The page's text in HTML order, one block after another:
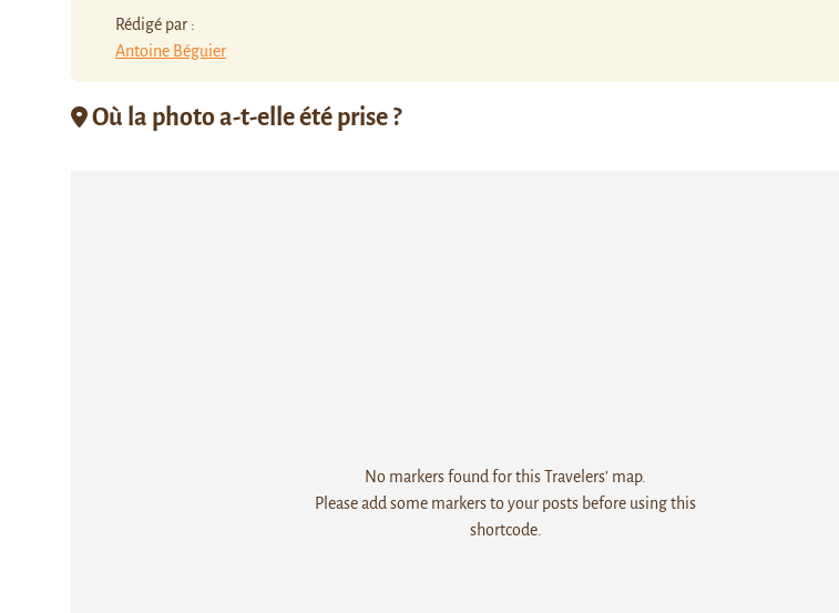
Rédigé par :
Antoine Béguier
Où la photo a-t-elle été prise ?
No markers found for this Travelers' map.
Please add some markers to your posts before using this
shortcode.